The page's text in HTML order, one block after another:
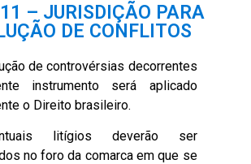
– JURISDIÇÃO PARA
DE CONFLITOS
de controvérsias decorrentes
instrumento será aplicado
o Direito brasileiro.
litígios deverão ser
no foro da comarca em que se